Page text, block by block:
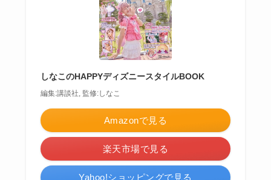
しなこのHAPPYディズニースタイルBOOK
編集:講談社, 監修:しなこ
Amazonで見る
楽天市場で見る
Yahoo!ショッピングで見る